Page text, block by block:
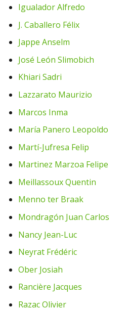
Igualador Alfredo
J. Caballero Félix
Jappe Anselm
José León Slimobich
Khiari Sadri
Lazzarato Maurizio
Marcos Inma
María Panero Leopoldo
Martí-Jufresa Felip
Martinez Marzoa Felipe
Meillassoux Quentin
Menno ter Braak
Mondragón Juan Carlos
Nancy Jean-Luc
Neyrat Frédéric
Ober Josiah
Rancière Jacques
Razac Olivier